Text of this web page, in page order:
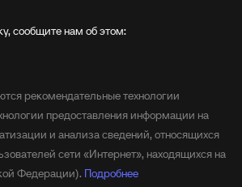
сообщите нам об этом:
рекомендательные технологии
предоставления информации на
и анализа сведений, относящихся
сети «Интернет», находящихся на
Федерации). Подробнее